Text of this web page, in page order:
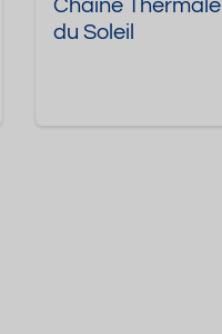
Chaîne Thermale
du Soleil